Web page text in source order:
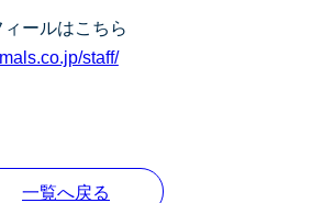
ールはこちら
staff/
一覧へ戻る